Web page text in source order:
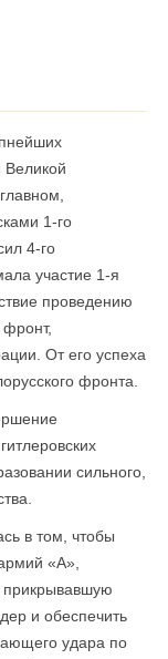
Великой
1-го
4-го
участие 1-я
проведению
фронт,
От его успеха
фронта.
сильного,
в том, чтобы
«А»,
и обеспечить
удара по